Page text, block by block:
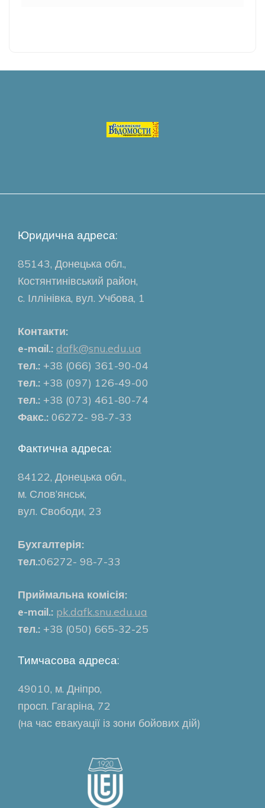
Юридична адреса:
85143, Донецька обл.,
Костянтинівський район,
с. Іллінівка, вул. Учбова, 1
Контакти:
e-mail.: dafk@snu.edu.ua
тел.: +38 (066) 361-90-04
тел.: +38 (097) 126-49-00
тел.: +38 (073) 461-80-74
Факс.: 06272- 98-7-33
Фактична адреса:
84122, Донецька обл.,
м. Слов’янськ,
вул. Свободи, 23
Бухгалтерія:
тел.:06272- 98-7-33
Приймальна комісія:
e-mail.: pk.dafk.snu.edu.ua
тел.: +38 (050) 665-32-25
Тимчасова адреса:
49010, м. Дніпро,
просп. Гагаріна, 72
(на час евакуації із зони бойових дій)